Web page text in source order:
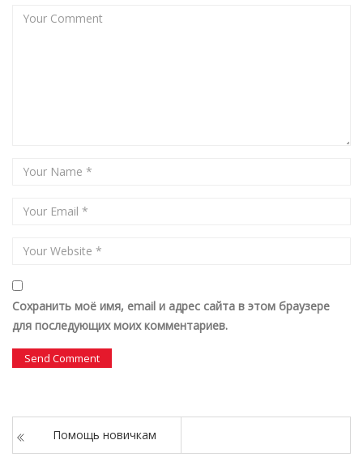
Сохранить моё имя, email и адрес сайта в этом браузере
для последующих моих комментариев.
Помощь новичкам